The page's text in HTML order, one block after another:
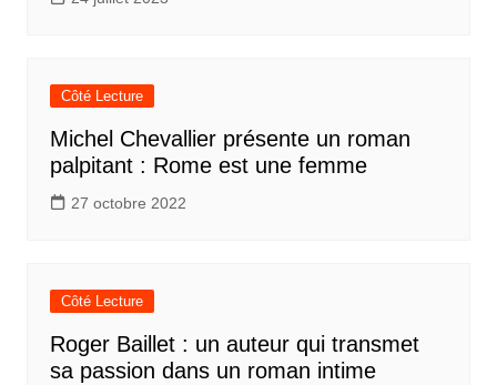
Côté Lecture
Michel Chevallier présente un roman
palpitant : Rome est une femme
27 octobre 2022
Côté Lecture
Roger Baillet : un auteur qui transmet
sa passion dans un roman intime